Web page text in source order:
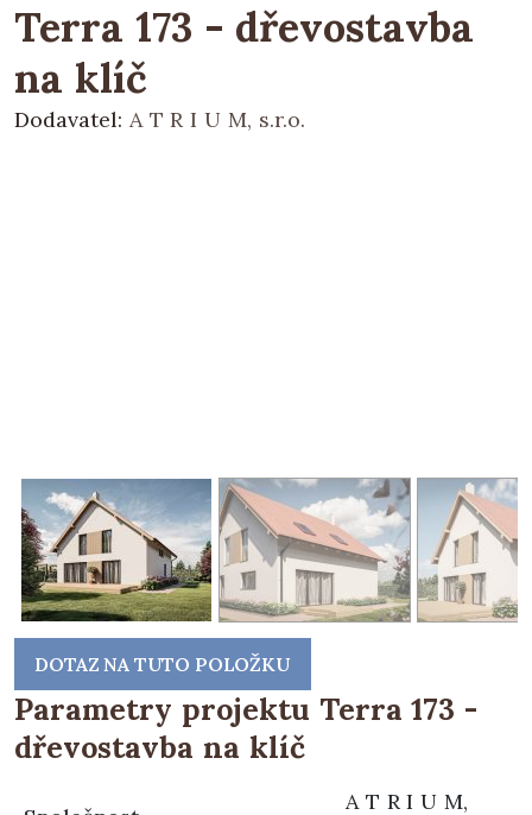
Terra 173 - dřevostavba
na klíč
Dodavatel: A T R I U M, s.r.o.
DOTAZ NA TUTO POLOŽKU
Parametry projektu Terra 173 -
dřevostavba na klíč
A T R I U M,